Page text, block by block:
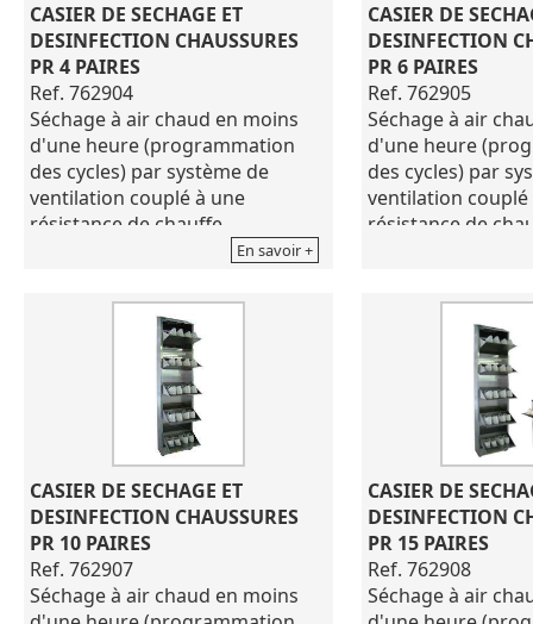
CASIER DE SECHAGE ET
DESINFECTION CHAUSSURES
PR 4 PAIRES
Ref. 762904
Séchage à air chaud en moins
d'une heure (programmation
des cycles) par système de
ventilation couplé à une
résistance de chauffe.
Préserve les propriétés
allonge la durée de vie.
Désinfection par lampe
germicide à formation d'ozone
avec élimination totale des
bactéries responsables des
mauvaises odeurs et d'affection
cutanées. (Durée du cycle 1h30)
Désodorisation obtenue par les
seuls pouvoirs de l'ozone, sans
adjonction de produits
chimiques.
Pouvoirs assainissant testés et
approuvés par un laboratoire
En savoir +
CASIER DE
DESINFECTION
PR 6 PAIRES
Ref. 762905
Séchage à air
d'une heure
des cycles) par
ventilation couplé
résistance de
allonge la durée
Désinfection par
germicide à
avec élimination
bactéries
mauvaises
cutanées. (Durée
Désodorisation
seuls pouvoirs de
adjonction de
chimiques.
Pouvoirs
approuvés par
CASIER DE SECHAGE ET
DESINFECTION CHAUSSURES
PR 10 PAIRES
Ref. 762907
Séchage à air chaud en moins
CASIER DE
DESINFECTION
PR 15 PAIRES
Ref. 762908
Séchage à air